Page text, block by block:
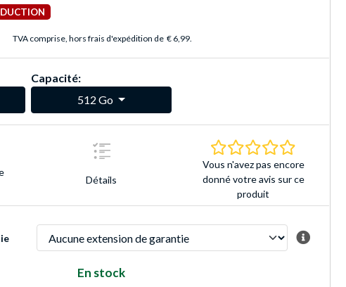
TVA comprise, hors frais d'expédition de € 6,99.
Capacité:
512 Go
Détails
0.0 Étoiles
Vous n'avez pas encore
donné votre avis sur ce
produit
En stock